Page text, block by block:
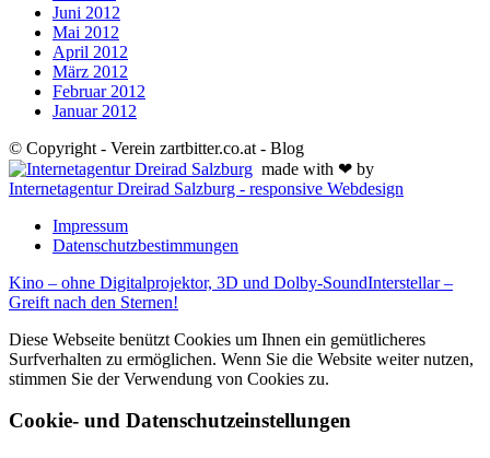
Juni 2012
Mai 2012
April 2012
März 2012
Februar 2012
Januar 2012
© Copyright - Verein zartbitter.co.at - Blog
made with ❤ by
Internetagentur Dreirad Salzburg - responsive Webdesign
Impressum
Datenschutzbestimmungen
Kino – ohne Digitalprojektor, 3D und Dolby-SoundInterstellar –
Greift nach den Sternen!
Diese Webseite benützt Cookies um Ihnen ein gemütlicheres
Surfverhalten zu ermöglichen. Wenn Sie die Website weiter nutzen,
stimmen Sie der Verwendung von Cookies zu.
Cookie- und Datenschutzeinstellungen